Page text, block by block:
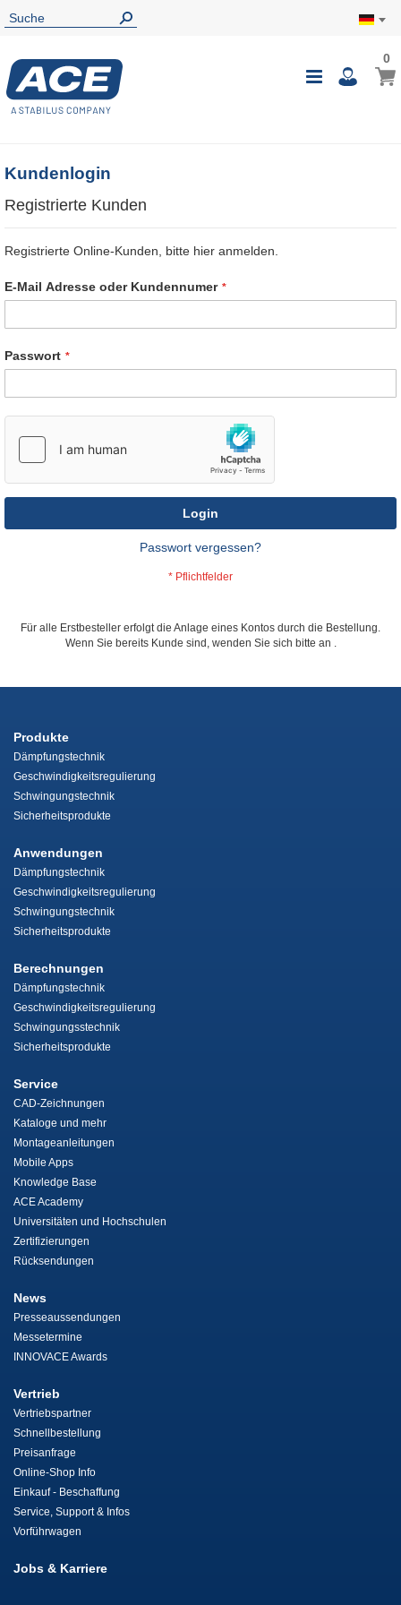
00
Kundenlogin
Registrierte Kunden
Registrierte Online-Kunden, bitte hier anmelden.
E-Mail Adresse oder Kundennumer
Passwort
Login
Passwort vergessen?
Für alle Erstbesteller erfolgt die Anlage eines Kontos durch die Bestellung.
Wenn Sie bereits Kunde sind, wenden Sie sich bitte an .
Produkte
Dämpfungstechnik
Geschwindigkeitsregulierung
Schwingungstechnik
Sicherheitsprodukte
Anwendungen
Dämpfungstechnik
Geschwindigkeitsregulierung
Schwingungstechnik
Sicherheitsprodukte
Berechnungen
Dämpfungstechnik
Geschwindigkeitsregulierung
Schwingungsstechnik
Sicherheitsprodukte
Service
CAD-Zeichnungen
Kataloge und mehr
Montageanleitungen
Mobile Apps
Knowledge Base
ACE Academy
Universitäten und Hochschulen
Zertifizierungen
Rücksendungen
News
Presseaussendungen
Messetermine
INNOVACE Awards
Vertrieb
Vertriebspartner
Schnellbestellung
Preisanfrage
Online-Shop Info
Einkauf - Beschaffung
Service, Support & Infos
Vorführwagen
Jobs & Karriere